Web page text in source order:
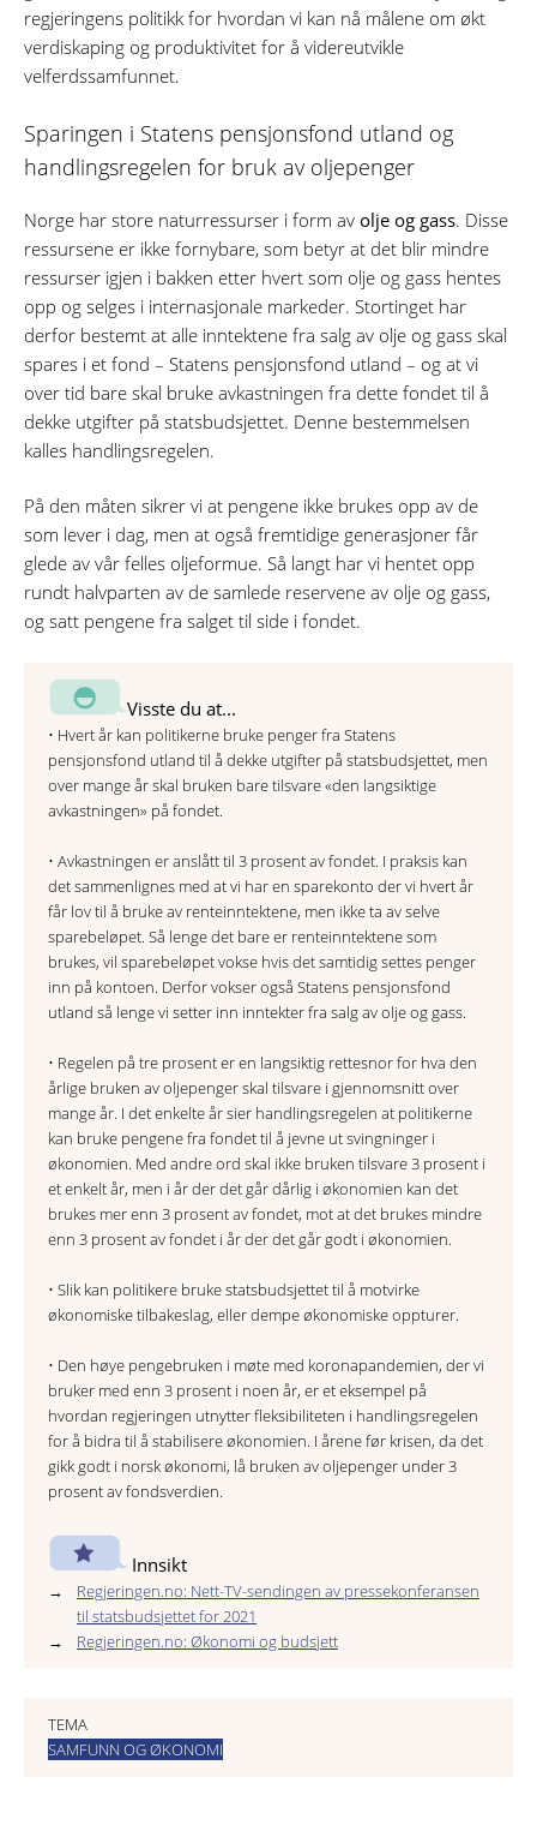
regjeringens politikk for hvordan vi kan nå målene om økt
verdiskaping og produktivitet for å videreutvikle
velferdssamfunnet.
Sparingen i Statens pensjonsfond utland og
handlingsregelen for bruk av oljepenger
Norge har store naturressurser i form av olje og gass. Disse
ressursene er ikke fornybare, som betyr at det blir mindre
ressurser igjen i bakken etter hvert som olje og gass hentes
opp og selges i internasjonale markeder. Stortinget har
derfor bestemt at alle inntektene fra salg av olje og gass skal
spares i et fond – Statens pensjonsfond utland – og at vi
over tid bare skal bruke avkastningen fra dette fondet til å
dekke utgifter på statsbudsjettet. Denne bestemmelsen
kalles handlingsregelen.
På den måten sikrer vi at pengene ikke brukes opp av de
som lever i dag, men at også fremtidige generasjoner får
glede av vår felles oljeformue. Så langt har vi hentet opp
rundt halvparten av de samlede reservene av olje og gass,
og satt pengene fra salget til side i fondet.
Visste du at...
• Hvert år kan politikerne bruke penger fra Statens
pensjonsfond utland til å dekke utgifter på statsbudsjettet, men
over mange år skal bruken bare tilsvare «den langsiktige
avkastningen» på fondet.
• Avkastningen er anslått til 3 prosent av fondet. I praksis kan
det sammenlignes med at vi har en sparekonto der vi hvert år
får lov til å bruke av renteinntektene, men ikke ta av selve
sparebeløpet. Så lenge det bare er renteinntektene som
brukes, vil sparebeløpet vokse hvis det samtidig settes penger
inn på kontoen. Derfor vokser også Statens pensjonsfond
utland så lenge vi setter inn inntekter fra salg av olje og gass.
• Regelen på tre prosent er en langsiktig rettesnor for hva den
årlige bruken av oljepenger skal tilsvare i gjennomsnitt over
mange år. I det enkelte år sier handlingsregelen at politikerne
kan bruke pengene fra fondet til å jevne ut svingninger i
økonomien. Med andre ord skal ikke bruken tilsvare 3 prosent i
et enkelt år, men i år der det går dårlig i økonomien kan det
brukes mer enn 3 prosent av fondet, mot at det brukes mindre
enn 3 prosent av fondet i år der det går godt i økonomien.
• Slik kan politikere bruke statsbudsjettet til å motvirke
økonomiske tilbakeslag, eller dempe økonomiske oppturer.
• Den høye pengebruken i møte med koronapandemien, der vi
bruker med enn 3 prosent i noen år, er et eksempel på
hvordan regjeringen utnytter fleksibiliteten i handlingsregelen
for å bidra til å stabilisere økonomien. I årene før krisen, da det
gikk godt i norsk økonomi, lå bruken av oljepenger under 3
prosent av fondsverdien.
Innsikt
Regjeringen.no: Nett-TV-sendingen av pressekonferansen
til statsbudsjettet for 2021
Regjeringen.no: Økonomi og budsjett
TEMA
SAMFUNN OG ØKONOMI